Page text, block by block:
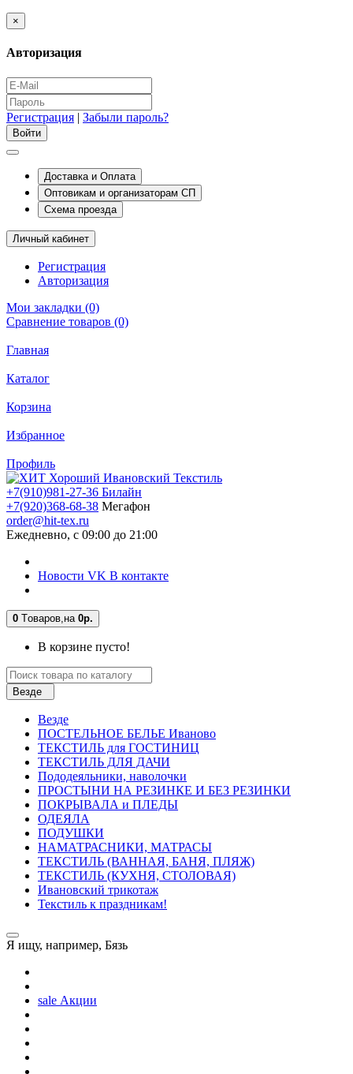
×
Авторизация
Регистрация | Забыли пароль?
Доставка и Оплата
Оптовикам и организаторам СП
Схема проезда
Личный кабинет
Регистрация
Авторизация
Мои закладки (0)
Сравнение товаров (0)
Главная
Каталог
Корзина
Избранное
Профиль
+7(910)981-27-36 Билайн
+7(920)368-68-38 Мегафон
order@hit-tex.ru
Ежедневно, с 09:00 до 21:00
Новости VK В контакте
0 Tоваров, на 0р.
В корзине пусто!
Везде
Везде
ПОСТЕЛЬНОE БЕЛЬE Иваново
ТЕКСТИЛЬ для ГОСТИНИЦ
ТЕКСТИЛЬ ДЛЯ ДАЧИ
Пододеяльники, наволочки
ПРОСТЫНИ НА РЕЗИНКЕ И БЕЗ РЕЗИНКИ
ПОКРЫВАЛА и ПЛЕДЫ
ОДЕЯЛА
ПОДУШКИ
НАМАТРАСНИКИ, МАТРАСЫ
ТЕКСТИЛЬ (ВАННАЯ, БАНЯ, ПЛЯЖ)
ТЕКСТИЛЬ (КУХНЯ, СТОЛОВАЯ)
Ивановский трикотаж
Текстиль к праздникам!
Я ищу, например, Бязь
sale Акции